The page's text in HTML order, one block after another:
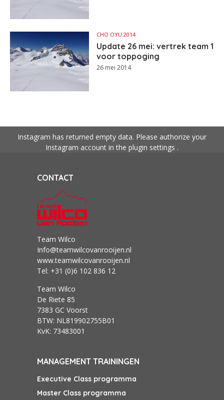
CHO OYU 2014
Update 26 mei: vertrek team 1
voor toppoging
26 mei 2014
Instagram has returned empty data. Please authorize your
Instagram account in the plugin settings .
CONTACT
Team Wilco
Info@teamwilcovanrooijen.nl
www.teamwilcovanrooijen.nl
Tel: +31 (0)6 102 836 12
Team Wilco
De Riete 85
7383 GC Voorst
BTW: NL819902755B01
KvK: 73483001
MANAGEMENT TRAININGEN
Executive Class programma
Master Class programma